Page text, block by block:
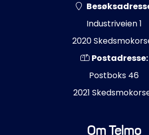
Industriveien 1
2020
Postadresse:
Postboks 46
2021
Om Telmo